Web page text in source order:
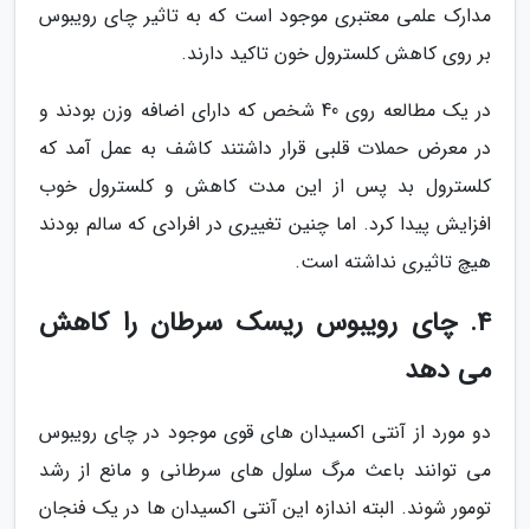
مدارک علمی معتبری موجود است که به تاثیر چای رویبوس
بر روی کاهش کلسترول خون تاکید دارند.
در یک مطالعه روی 40 شخص که دارای اضافه وزن بودند و
در معرض حملات قلبی قرار داشتند کاشف به عمل آمد که
کلسترول بد پس از این مدت کاهش و کلسترول خوب
افزایش پیدا کرد. اما چنین تغییری در افرادی که سالم بودند
هیچ تاثیری نداشته است.
4. چای رویبوس ریسک سرطان را کاهش
می دهد
دو مورد از آنتی اکسیدان های قوی موجود در چای رویبوس
می توانند باعث مرگ سلول های سرطانی و مانع از رشد
تومور شوند. البته اندازه این آنتی اکسیدان ها در یک فنجان